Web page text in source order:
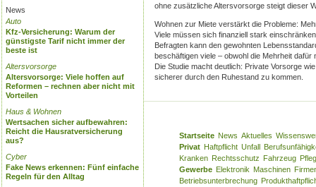
News
Auto
Kfz-Versicherung: Warum der
günstigste Tarif nicht immer der
beste ist
Altersvorsorge
Altersvorsorge: Viele hoffen auf
Reformen – rechnen aber nicht mit
Vorteilen
Haus & Wohnen
Wertsachen sicher aufbewahren:
Reicht die Hausratversicherung
aus?
Cyber
Fake News erkennen: Fünf einfache
Regeln für den Alltag
ohne zusätzliche Altersvorsorge steigt dieser
Wohnen zur Miete verstärkt die Probleme:
Viele müssen sich finanziell stark
Befragten kann den gewohnten
beschäftigen viele – obwohl die Mehrheit dafür
Die Studie macht deutlich: Private Vorsorge
sicherer durch den Ruhestand zu kommen.
Startseite News Aktuelles
Privat Haftpflicht Unfall
Kranken Rechtsschutz Fahrzeug
Gewerbe Elektronik Maschinen
Betriebsunterbrechung